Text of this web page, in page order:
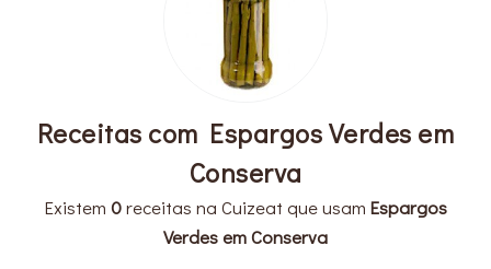
Receitas com Espargos Verdes em
Conserva
Existem 0receitas na Cuizeat que usam Espargos
Verdes em Conserva